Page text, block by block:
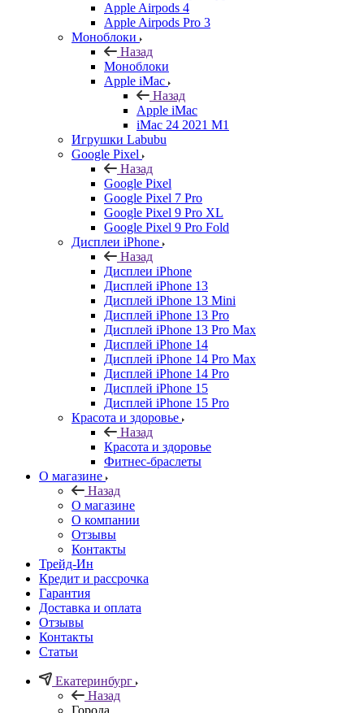
Apple Airpods 4
Apple Airpods Pro 3
Моноблоки
Назад
Моноблоки
Apple iMac
Назад
Apple iMac
iMac 24 2021 M1
Игрушки Labubu
Google Pixel
Назад
Google Pixel
Google Pixel 7 Pro
Google Pixel 9 Pro XL
Google Pixel 9 Pro Fold
Дисплеи iPhone
Назад
Дисплеи iPhone
Дисплей iPhone 13
Дисплей iPhone 13 Mini
Дисплей iPhone 13 Pro
Дисплей iPhone 13 Pro Max
Дисплей iPhone 14
Дисплей iPhone 14 Pro Max
Дисплей iPhone 14 Pro
Дисплей iPhone 15
Дисплей iPhone 15 Pro
Красота и здоровье
Назад
Красота и здоровье
Фитнес-браслеты
О магазине
Назад
О магазине
О компании
Отзывы
Контакты
Трейд-Ин
Кредит и рассрочка
Гарантия
Доставка и оплата
Отзывы
Контакты
Статьи
Екатеринбург
Назад
Города